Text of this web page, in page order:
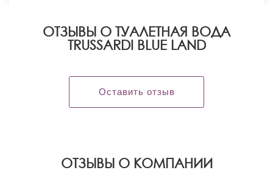
ОТЗЫВЫ О ТУАЛЕТНАЯ ВОДА
TRUSSARDI BLUE LAND
Оставить отзыв
OТЗЫВЫ О КОМПАНИИ